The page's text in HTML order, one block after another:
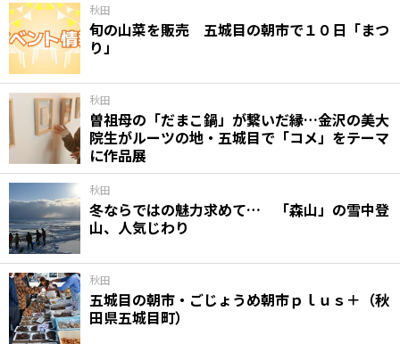
秋田
旬の山菜を販売 五城目の朝市で１０日「まつ
り」
秋田
曽祖母の「だまこ鍋」が繋いだ縁…金沢の美大
院生がルーツの地・五城目で「コメ」をテーマ
に作品展
秋田
冬ならではの魅力求めて… 「森山」の雪中登
山、人気じわり
秋田
五城目の朝市・ごじょうめ朝市ｐｌｕｓ＋（秋
田県五城目町）